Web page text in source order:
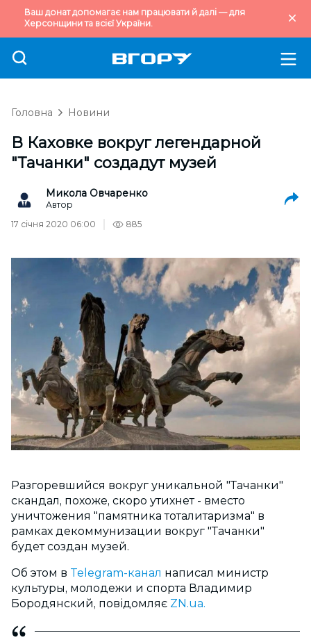
Ваш донат допомагає нам працювати й далі — для
Херсонщини та всієї України.
Головна Новини
В Каховке вокруг легендарной
"Тачанки" создадут музей
Микола Овчаренко
Автор
17 січня 2020 06:00
885
Разгоревшийся вокруг уникальной "Тачанки"
скандал, похоже, скоро утихнет - вместо
уничтожения "памятника тоталитаризма" в
рамках декоммунизации вокруг "Тачанки"
будет создан музей.
Об этом в Telegram-канал написал министр
культуры, молодежи и спорта Владимир
Бородянский, повідомляє ZN.ua.